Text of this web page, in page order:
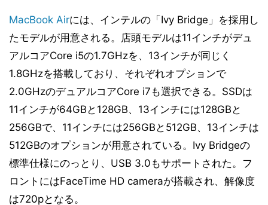
MacBook Airには、インテルの「Ivy Bridge」を採用し
たモデルが用意される。店頭モデルは11インチがデュ
アルコアCore i5の1.7GHzを、13インチが同じく
1.8GHzを搭載しており、それぞれオプションで
2.0GHzのデュアルコアCore i7も選択できる。SSDは
11インチが64GBと128GB、13インチには128GBと
256GBで、11インチには256GBと512GB、13インチは
512GBのオプションが用意されている。Ivy Bridgeの
標準仕様にのっとり、USB 3.0もサポートされた。フ
ロントにはFaceTime HD cameraが搭載され、解像度
は720pとなる。